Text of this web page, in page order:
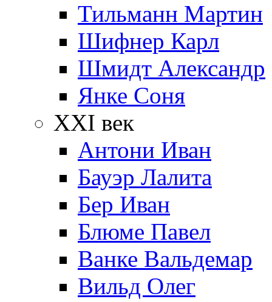
Тильманн Мартин
Шифнер Карл
Шмидт Александр
Янке Соня
XXI век
Антони Иван
Бауэр Лалита
Бер Иван
Блюме Павел
Ванке Вальдемар
Вильд Олег